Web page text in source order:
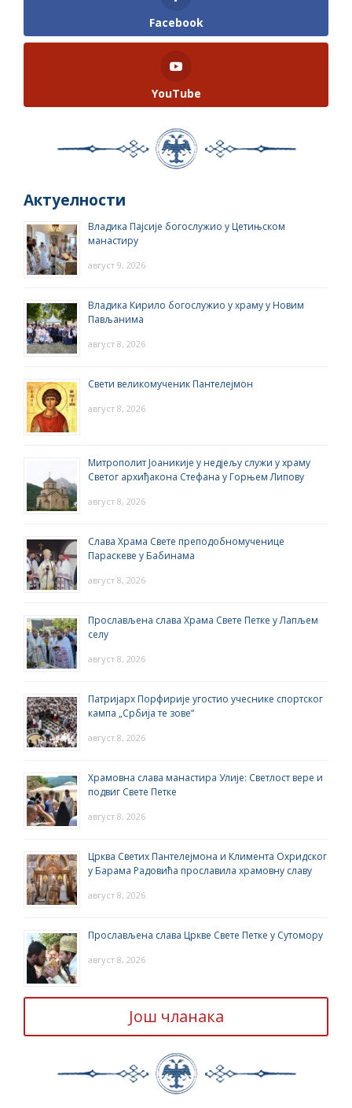
Facebook
YouTube
Актуелности
Владика Пајсије богослужио у Цетињском
манастиру
август 9, 2026
Владика Кирило богослужио у храму у Новим
Пављанима
август 8, 2026
Свети великомученик Пантелејмон
август 8, 2026
Митрополит Јоаникије у недјељу служи у храму
Светог архиђакона Стефана у Горњем Липову
август 8, 2026
Слава Храма Свете преподобномученице
Параскеве у Бабинама
август 8, 2026
Прослављена слава Храма Свете Петке у Лапљем
селу
август 8, 2026
Патријарх Порфирије угостио учеснике спортског
кампа „Србија те зове“
август 8, 2026
Храмовна слава манастира Улије: Светлост вере и
подвиг Свете Петке
август 8, 2026
Црква Светих Пантелејмона и Климента Охридског
у Барама Радовића прославила храмовну славу
август 8, 2026
Прослављена слава Цркве Свете Петке у Сутомору
август 8, 2026
Још чланака